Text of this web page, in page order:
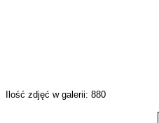
Ilość zdjęć w galerii: 880